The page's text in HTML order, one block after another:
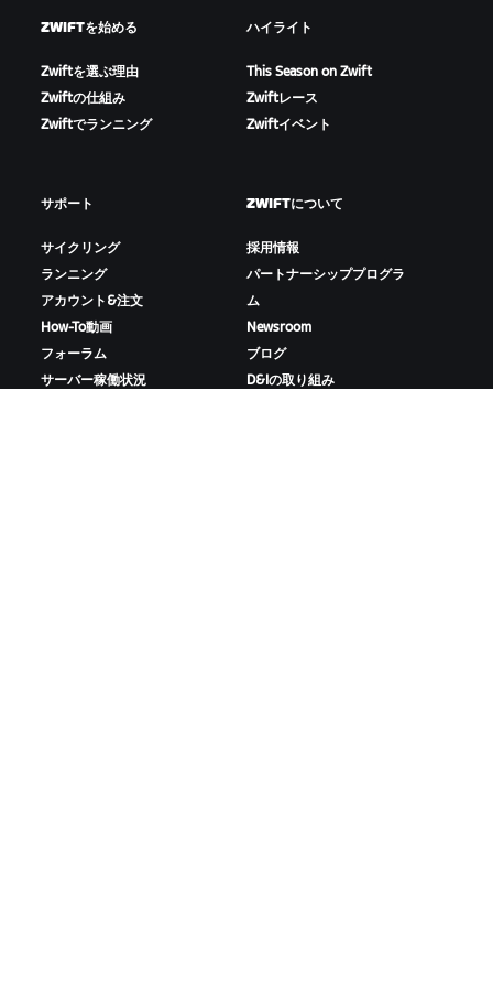
ZWIFTを始める
Zwiftを選ぶ理由
Zwiftの仕組み
Zwiftでランニング
ハイライト
This Season on Zwift
Zwiftレース
Zwiftイベント
サポート
サイクリング
ランニング
アカウント&注文
How-To動画
フォーラム
サーバー稼働状況
ZWIFTについて
採用情報
パートナーシッププログラ
ム
Newsroom
ブログ
D&Iの取り組み